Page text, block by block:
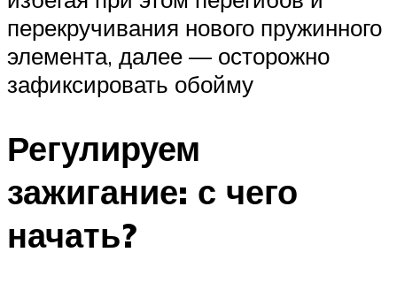
перекручивания нового пружинного
элемента, далее — осторожно
зафиксировать обойму
Регулируем
зажигание: с чего
начать?